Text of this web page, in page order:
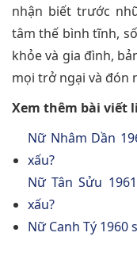
nhận biết trước
tâm thế bình tĩnh,
khỏe và gia đình,
mọi trở ngại và đón
Xem thêm bài viết
Nữ Nhâm Dần
xấu?
Nữ Tân Sửu
xấu?
Nữ Canh Tý 1960